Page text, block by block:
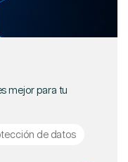
mejor para tu
de datos